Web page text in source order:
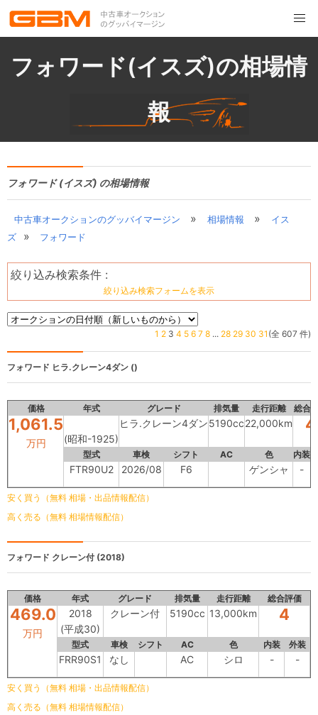
フォワード(イスズ)の相場情
報
フォワード (イスズ) の相場情報
中古車オークションのグッバイマージン » 相場情報 »
イス
ズ
» フォワード
絞り込み検索条件 :
絞り込み検索フォームを表示
1 2 3 4 5 6 7 8 ... 28 29 30 31 (全 607 件)
フォワード ヒラ.クレーン4ダン ()
価格 年式 グレード 排気量 走行距離 総合
1,061.5
万円 (昭和-1925)
ヒラ.クレーン4ダン5190cc22,000km 4
型式 車検 シフト AC 色 内装
FTR90U2 2026/08 F6 ゲンシャ -
安く買う（無料 相場・出品情報配信）
高く売る（無料 相場情報配信）
フォワード クレーン付 (2018)
価格 年式 グレード 排気量 走行距離 総合評価
469.0
万円
2018
(平成30)
クレーン付 5190cc 13,000km 4
型式 車検 シフト AC 色 内装 外装
FRR90S1 なし AC シロ - -
安く買う（無料 相場・出品情報配信）
高く売る（無料 相場情報配信）